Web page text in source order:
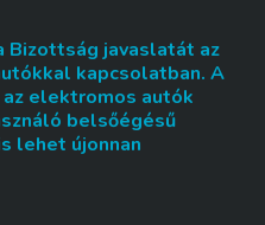
Bizottság javaslatát az
kapcsolatban. A
elektromos autók
belsőégésű
lehet újonnan